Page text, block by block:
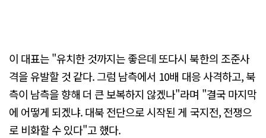
이 대표는 "유치한 것까지는 좋은데 또다시 북한의 조준사
격을 유발할 것 같다. 그럼 남측에서 10배 대응 사격하고, 북
측이 남측을 향해 더 큰 보복하지 않겠나"라며 "결국 마지막
에 어떻게 되겠냐. 대북 전단으로 시작된 게 국지전, 전쟁으
로 비화할 수 있다"고 했다.